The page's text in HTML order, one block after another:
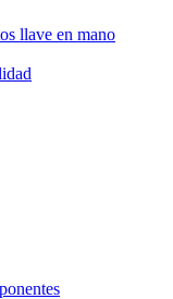
llave en mano